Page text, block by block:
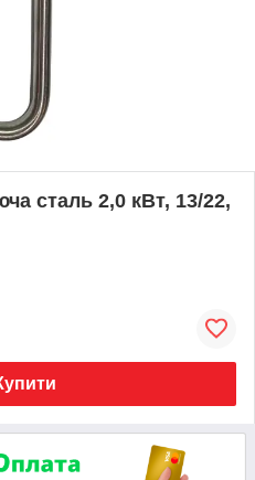
сталь 2,0 кВт, 13/22,